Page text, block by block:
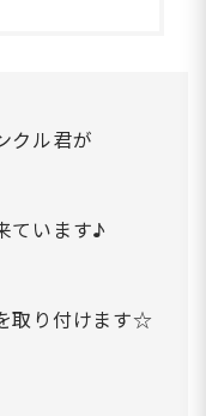
クル君が
ています♪
取り付けます☆